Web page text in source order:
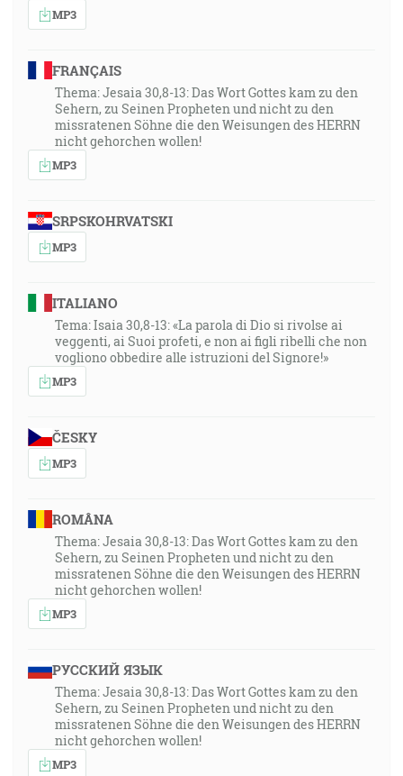
MP3
FRANÇAIS
Thema: Jesaia 30,8-13: Das Wort Gottes kam zu den
Sehern, zu Seinen Propheten und nicht zu den
missratenen Söhne die den Weisungen des HERRN
nicht gehorchen wollen!
MP3
SRPSKOHRVATSKI
MP3
ITALIANO
Tema: Isaia 30,8-13: «La parola di Dio si rivolse ai
veggenti, ai Suoi profeti, e non ai figli ribelli che non
vogliono obbedire alle istruzioni del Signore!»
MP3
ČESKY
MP3
ROMÂNA
Thema: Jesaia 30,8-13: Das Wort Gottes kam zu den
Sehern, zu Seinen Propheten und nicht zu den
missratenen Söhne die den Weisungen des HERRN
nicht gehorchen wollen!
MP3
РУССКИЙ ЯЗЫК
Thema: Jesaia 30,8-13: Das Wort Gottes kam zu den
Sehern, zu Seinen Propheten und nicht zu den
missratenen Söhne die den Weisungen des HERRN
nicht gehorchen wollen!
MP3